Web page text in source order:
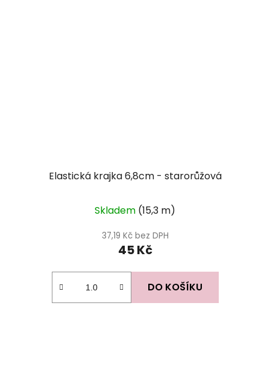
Elastická krajka 6,8cm - starorůžová
Skladem (15,3 m)
37,19 Kč bez DPH
45 Kč
DO KOŠÍKU